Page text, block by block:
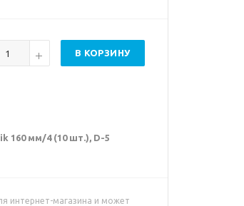
В КОРЗИНУ
160 мм/4 (10 шт.), D-5
интернет-магазина и может